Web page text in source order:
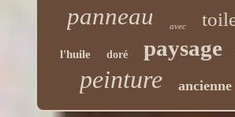
panneau avec
l'huile doré paysage
peinture ancienne